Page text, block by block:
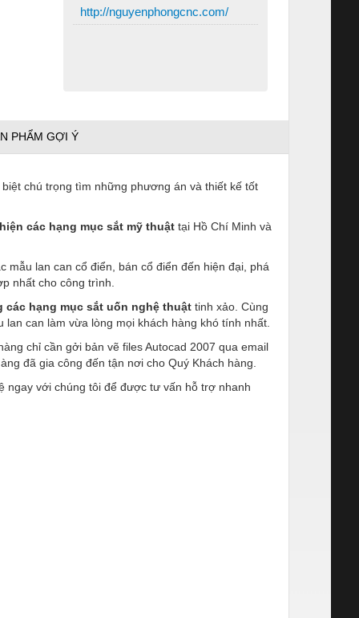
http://nguyenphongcnc.com/
PHẨM GỢI Ý
chú trọng tìm những phương án và thiết kế tốt
các hạng mục sắt mỹ thuật tại Hồ Chí Minh và
lan can cổ điển, bán cổ điển đến hiện đại, phá
nhất cho công trình.​
các hạng mục sắt uốn nghệ thuật tinh xảo. Cùng
can làm vừa lòng mọi khách hàng khó tính nhất.​
chỉ cần gởi bản vẽ files Autocad 2007 qua email
đã gia công đến tận nơi cho Quý Khách hàng.
ngay với chúng tôi để được tư vấn hỗ trợ nhanh